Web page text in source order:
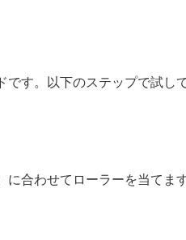
す。以下のステップで試し
合わせてローラーを当てます